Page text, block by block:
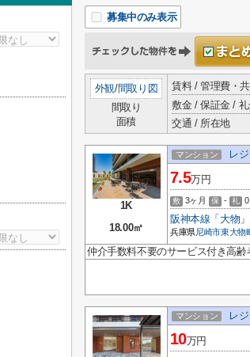
募集中のみ表示
外観/間取り図
間取り
面積
賃料 / 管理費・
敷金 / 保証金 / 礼
交通 / 所在地
1K
18.00㎡
マンション レ
7.5万円
敷 3ヶ月 保 - 礼 0
阪神本線 「 大物
兵庫県尼崎市東大物
仲介手数料不要のサービス付き高
マンション レ
10万円